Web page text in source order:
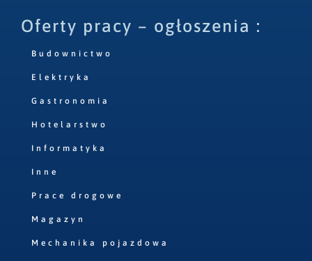
Oferty pracy – ogłoszenia :
Budownictwo
Elektryka
Gastronomia
Hotelarstwo
Informatyka
Inne
Prace drogowe
Magazyn
Mechanika pojazdowa